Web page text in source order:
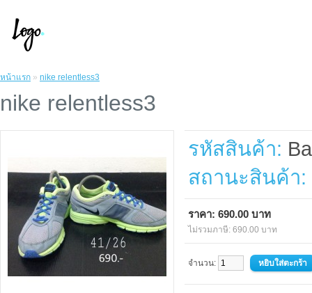
หน้าแรก » nike relentless3
nike relentless3
รหัสสินค้า:
สถานะสินค้า:
ราคา: 690.00 บาท
ไม่รวมภาษี: 690.00 บาท
จำนวน: